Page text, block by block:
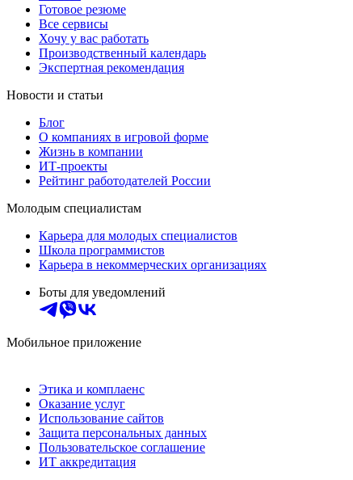
Готовое резюме
Все сервисы
Хочу у вас работать
Производственный календарь
Экспертная рекомендация
Новости и статьи
Блог
О компаниях в игровой форме
Жизнь в компании
ИТ-проекты
Рейтинг работодателей России
Молодым специалистам
Карьера для молодых специалистов
Школа программистов
Карьера в некоммерческих организациях
Боты для уведомлений
Мобильное приложение
Этика и комплаенс
Оказание услуг
Использование сайтов
Защита персональных данных
Пользовательское соглашение
ИТ аккредитация